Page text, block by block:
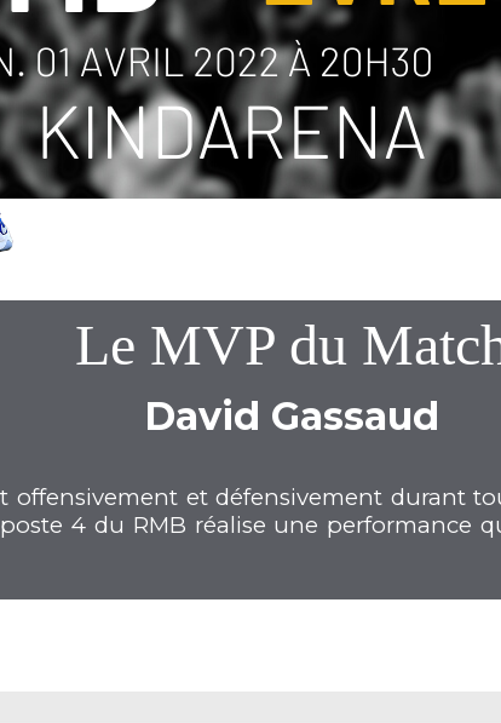
Le MVP du
David Gassaud
offensivement et défensivement durant
4 du RMB réalise une performance